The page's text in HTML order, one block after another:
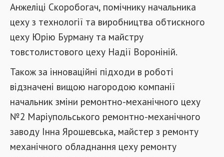
Анжеліці Скоробогач, помічнику начальника
цеху з технології та виробництва обтискного
цеху Юрію Бурману та майстру
товстолистового цеху Надії Вороніній.
Також за інноваційні підходи в роботі
відзначені вищою нагородою компанії
начальник зміни ремонтно-механічного цеху
№2 Маріупольського ремонтно-механічного
заводу Інна Ярошевська, майстер з ремонту
механічного обладнання цеху ремонту